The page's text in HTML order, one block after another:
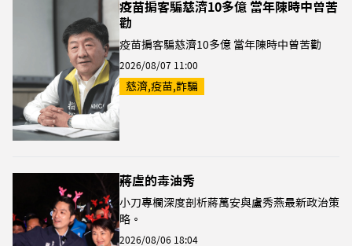
疫苗掮客騙慈濟10多億 當年陳時中曾苦
勸
疫苗掮客騙慈濟10多億 當年陳時中曾苦勸
2026/08/07 11:00
慈濟,疫苗,詐騙
蔣盧的毒油秀
小刀專欄深度剖析蔣萬安與盧秀燕最新政治策
略。
2026/08/06 18:04